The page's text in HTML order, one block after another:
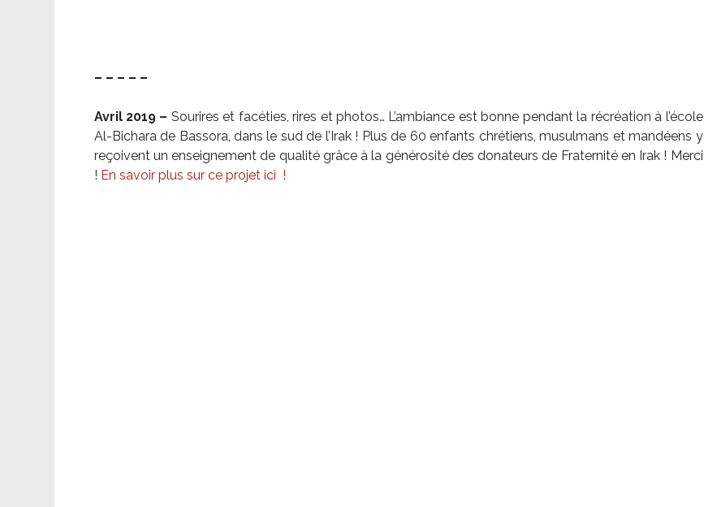
– – – – –
Avril 2019 – Sourires et facéties, rires et photos… L’ambiance est bonne pendant la récréation à l’école
Al-Bichara de Bassora, dans le sud de l’Irak ! Plus de 60 enfants chrétiens, musulmans et mandéens y
reçoivent un enseignement de qualité grâce à la générosité des donateurs de Fraternité en Irak ! Merci
! En savoir plus sur ce projet ici !